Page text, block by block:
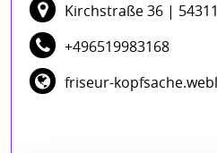
Kirchstraße 36 |
+496519983168
friseur-